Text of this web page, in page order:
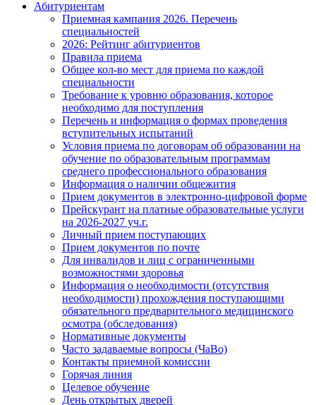
Абитуриентам
Приемная кампания 2026. Перечень
специальностей
2026: Рейтинг абитуриентов
Правила приема
Общее кол-во мест для приема по каждой
специальности
Требование к уровню образования, которое
необходимо для поступления
Перечень и информация о формах проведения
вступительных испытаний
Условия приема по договорам об образовании на
обучение по образовательным программам
среднего профессионального образования
Информация о наличии общежития
Прием документов в электронно-цифровой форме
Прейскурант на платные образовательные услуги
на 2026-2027 уч.г.
Личный прием поступающих
Прием документов по почте
Для инвалидов и лиц с ограниченными
возможностями здоровья
Информация о необходимости (отсутствия
необходимости) прохождения поступающими
обязательного предварительного медицинского
осмотра (обследования)
Нормативные документы
Часто задаваемые вопросы (ЧаВо)
Контакты приемной комиссии
Горячая линия
Целевое обучение
День открытых дверей